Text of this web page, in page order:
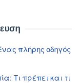
πλήρης οδηγός
Τι πρέπει και τι